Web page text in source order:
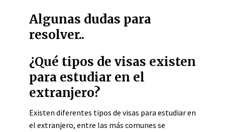
Algunas dudas para
resolver..
¿Qué tipos de visas existen
para estudiar en el
extranjero?
Existen diferentes tipos de visas para estudiar en
el extranjero, entre las más comunes se